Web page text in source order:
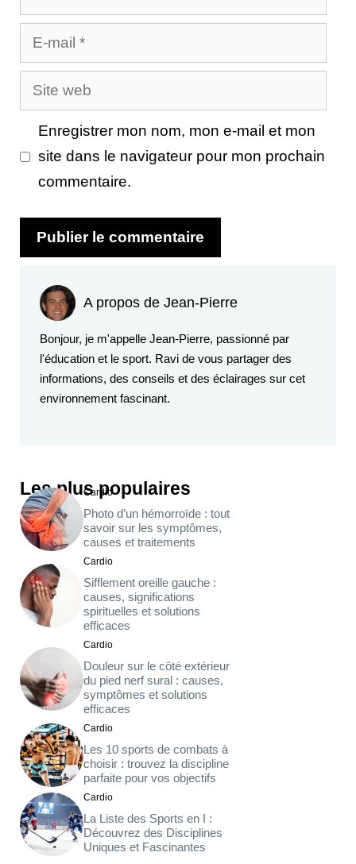
E-
mail
Site
web
Enregistrer mon nom, mon e-mail et mon
site dans le navigateur pour mon prochain
commentaire.
A propos de Jean-Pierre
Bonjour, je m'appelle Jean-Pierre, passionné par
l'éducation et le sport. Ravi de vous partager des
informations, des conseils et des éclairages sur cet
environnement fascinant.
Les plus populaires
Cardio
Photo d’un hémorroïde : tout
savoir sur les symptômes,
causes et traitements
Cardio
Sifflement oreille gauche :
causes, significations
spirituelles et solutions
efficaces
Cardio
Douleur sur le côté extérieur
du pied nerf sural : causes,
symptômes et solutions
efficaces
Cardio
Les 10 sports de combats à
choisir : trouvez la discipline
parfaite pour vos objectifs
Cardio
La Liste des Sports en I :
Découvrez des Disciplines
Uniques et Fascinantes